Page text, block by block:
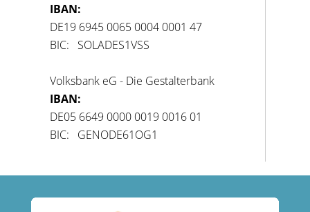
IBAN:
DE19 6945 0065 0004 0001 47
BIC: SOLADES1VSS
Volksbank eG - Die Gestalterbank
IBAN:
DE05 6649 0000 0019 0016 01
BIC: GENODE61OG1